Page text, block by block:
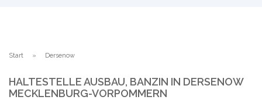
Start Dersenow
HALTESTELLE AUSBAU, BANZIN IN DERSENOW
MECKLENBURG-VORPOMMERN